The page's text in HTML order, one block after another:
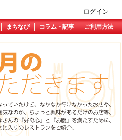
ログイン
まちなび コラム・記事 ご利用方法